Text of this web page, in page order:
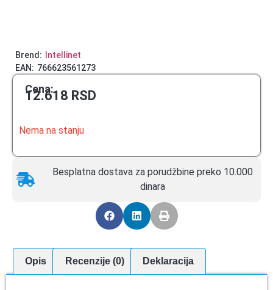
Brend: Intellinet
EAN: 766623561273
Cena:
12.618 RSD
Nema na stanju
Besplatna dostava za porudžbine preko 10.000
dinara
Opis Recenzije (0) Deklaracija